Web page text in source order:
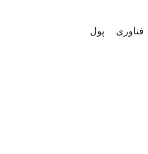
فناوری
پول